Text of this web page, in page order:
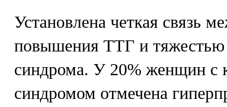
Установлена четкая связь
повышения ТТГ и тяжестью
синдрома. У 20% женщин с
синдромом отмечена